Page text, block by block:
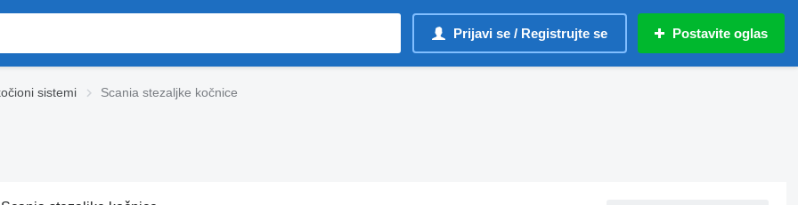
Prijavi se / Registrujte se Postavite oglas
sistemi Scania stezaljkе kočnice